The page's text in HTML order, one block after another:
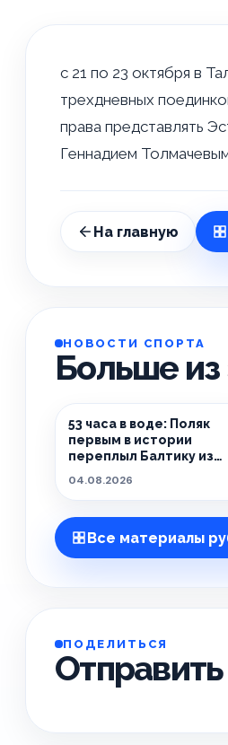
с 21 по 23 октября в
трехдневных
права представлять
Геннадием
На главную
НОВОСТИ СПОРТА
Больше из
53 часа в воде: Поляк
первым в истории
переплыл Балтику из
04.08.2026
Все материалы
ПОДЕЛИТЬСЯ